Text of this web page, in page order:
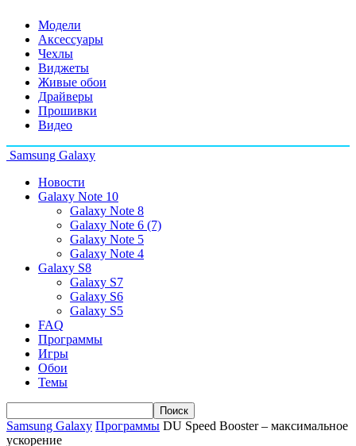
Модели
Аксессуары
Чехлы
Виджеты
Живые обои
Драйверы
Прошивки
Видео
Samsung Galaxy
Новости
Galaxy Note 10
Galaxy Note 8
Galaxy Note 6 (7)
Galaxy Note 5
Galaxy Note 4
Galaxy S8
Galaxy S7
Galaxy S6
Galaxy S5
FAQ
Программы
Игры
Обои
Темы
Samsung Galaxy Программы DU Speed Booster – максимальное
ускорение